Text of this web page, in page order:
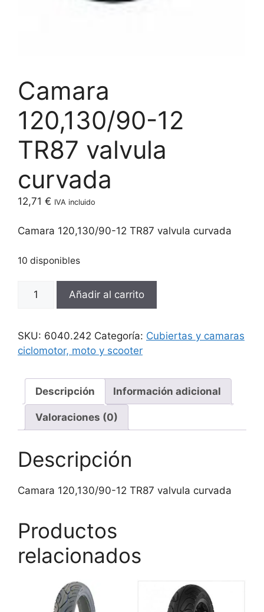
Camara
120,130/90-12
TR87 valvula
curvada
12,71 € IVA incluido
Camara 120,130/90-12 TR87 valvula curvada
10 disponibles
Camara
TR87
valvula
cantidad
Añadir al carrito
SKU: 6040.242 Categoría: Cubiertas y camaras
ciclomotor, moto y scooter
Descripción Información adicional
Valoraciones (0)
Descripción
Camara 120,130/90-12 TR87 valvula curvada
Productos
relacionados